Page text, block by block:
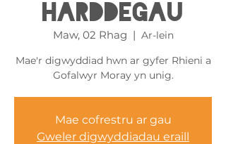
Harddegau
Maw, 02 Rhag
  |
Ar-lein
Mae'r digwyddiad hwn ar gyfer Rhieni a
Gofalwyr Moray yn unig.
Mae cofrestru ar gau
Gweler digwyddiadau eraill